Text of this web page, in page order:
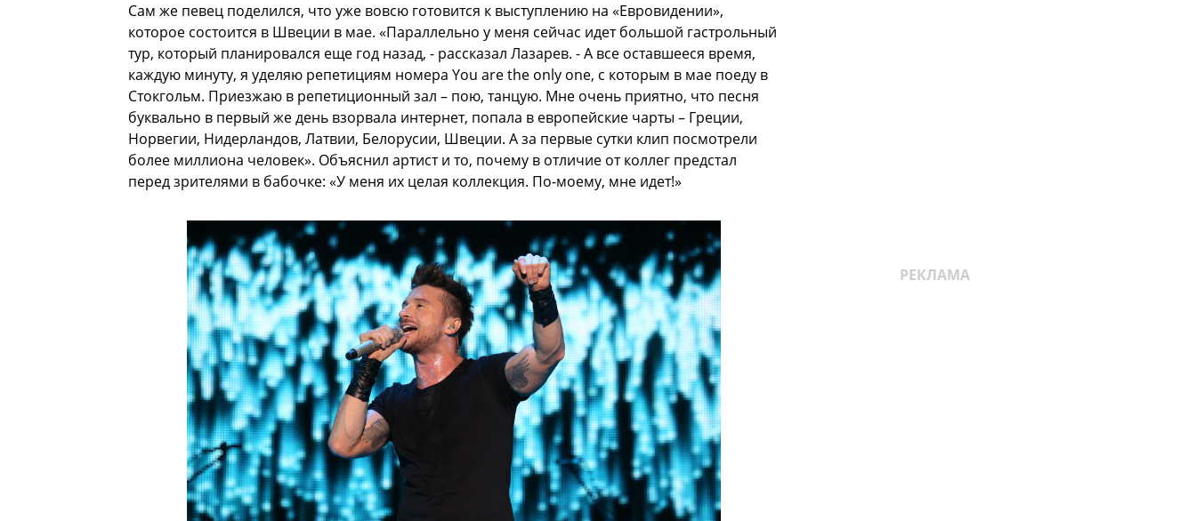
Сам же певец поделился, что уже вовсю готовится к выступлению на «Евровидении»,
которое состоится в Швеции в мае. «Параллельно у меня сейчас идет большой гастрольный
тур, который планировался еще год назад, - рассказал Лазарев. - А все оставшееся время,
каждую минуту, я уделяю репетициям номера You are the only one, с которым в мае поеду в
Стокгольм. Приезжаю в репетиционный зал – пою, танцую. Мне очень приятно, что песня
буквально в первый же день взорвала интернет, попала в европейские чарты – Греции,
Норвегии, Нидерландов, Латвии, Белорусии, Швеции. А за первые сутки клип посмотрели
более миллиона человек». Объяснил артист и то, почему в отличие от коллег предстал
перед зрителями в бабочке: «У меня их целая коллекция. По-моему, мне идет!»